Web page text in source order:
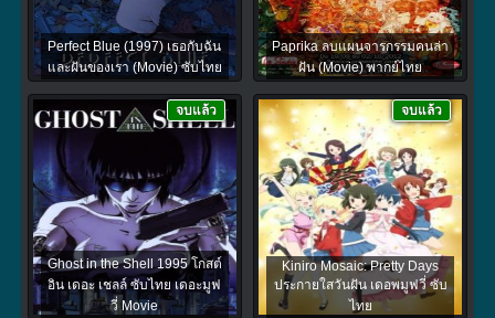
Perfect Blue (1997) เธอกับฉัน
และฝันของเรา (Movie) ซับไทย
Paprika ลบแผนจารกรรมคนล่า
ฝัน (Movie) พากย์ไทย
Ghost in the Shell 1995 โกสต์
อิน เดอะ เชลล์ ซับไทย เดอะมูฟ
วี่ Movie
จบแล้ว
Kiniro Mosaic: Pretty Days
ประกายใสวันฝัน เดอพมูฟวี่ ซับ
ไทย
จบแล้ว